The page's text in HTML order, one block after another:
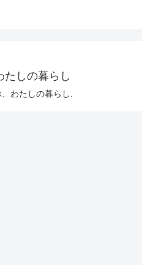
たしの暮らし
わたしの暮らし.